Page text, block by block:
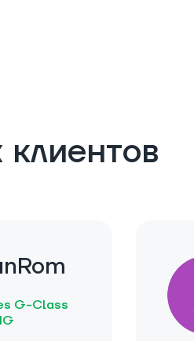
G-Class